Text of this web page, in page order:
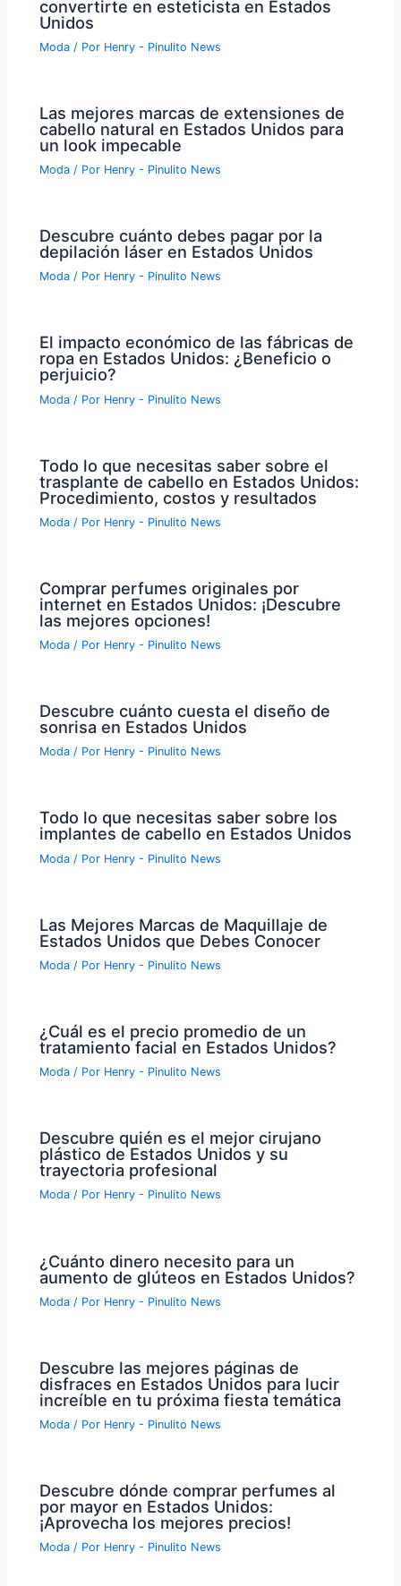
convertirte en esteticista en Estados
Unidos
Moda / Por Henry - Pinulito News
Las mejores marcas de extensiones de
cabello natural en Estados Unidos para
un look impecable
Moda / Por Henry - Pinulito News
Descubre cuánto debes pagar por la
depilación láser en Estados Unidos
Moda / Por Henry - Pinulito News
El impacto económico de las fábricas de
ropa en Estados Unidos: ¿Beneficio o
perjuicio?
Moda / Por Henry - Pinulito News
Todo lo que necesitas saber sobre el
trasplante de cabello en Estados Unidos:
Procedimiento, costos y resultados
Moda / Por Henry - Pinulito News
Comprar perfumes originales por
internet en Estados Unidos: ¡Descubre
las mejores opciones!
Moda / Por Henry - Pinulito News
Descubre cuánto cuesta el diseño de
sonrisa en Estados Unidos
Moda / Por Henry - Pinulito News
Todo lo que necesitas saber sobre los
implantes de cabello en Estados Unidos
Moda / Por Henry - Pinulito News
Las Mejores Marcas de Maquillaje de
Estados Unidos que Debes Conocer
Moda / Por Henry - Pinulito News
¿Cuál es el precio promedio de un
tratamiento facial en Estados Unidos?
Moda / Por Henry - Pinulito News
Descubre quién es el mejor cirujano
plástico de Estados Unidos y su
trayectoria profesional
Moda / Por Henry - Pinulito News
¿Cuánto dinero necesito para un
aumento de glúteos en Estados Unidos?
Moda / Por Henry - Pinulito News
Descubre las mejores páginas de
disfraces en Estados Unidos para lucir
increíble en tu próxima fiesta temática
Moda / Por Henry - Pinulito News
Descubre dónde comprar perfumes al
por mayor en Estados Unidos:
¡Aprovecha los mejores precios!
Moda / Por Henry - Pinulito News